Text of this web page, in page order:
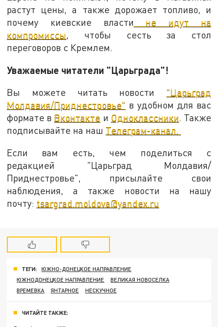
растут цены, а также дорожает топливо, и
почему киевские власти не идут на
компромиссы, чтобы сесть за стол
переговоров с Кремлем.
Уважаемые читатели "Царьграда"!
Вы можете читать новости "Царьград
Молдавия/Приднестровье" в удобном для вас
формате в Вконтакте и Одноклассники. Также
подписывайте на наш Телеграм-канал.
Если вам есть, чем поделиться с
редакцией "Царьград Молдавия/
Приднестровье", присылайте свои
наблюдения, а также новости на нашу
почту: tsargrad.moldova@yandex.ru
ТЕГИ:
ЮЖНО-ДОНЕЦКОЕ НАПРАВЛЕНИЕ
ЮЖНОДОНЕЦКОЕ НАПРАВЛЕНИЕ
ВЕЛИКАЯ НОВОСЕЛКА
ВРЕМЕВКА
ЯНТАРНОЕ НЕСКУЧНОЕ
ЧИТАЙТЕ ТАКЖЕ: